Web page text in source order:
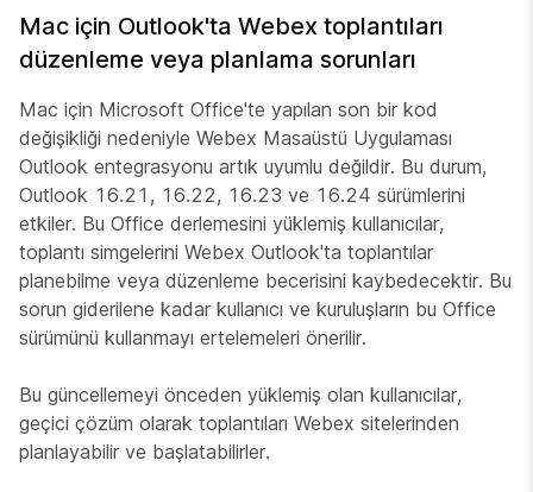
Mac için Outlook'ta Webex toplantıları
düzenleme veya planlama sorunları
Mac için Microsoft Office'te yapılan son bir kod
değişikliği nedeniyle Webex Masaüstü Uygulaması
Outlook entegrasyonu artık uyumlu değildir. Bu durum,
Outlook 16.21, 16.22, 16.23 ve 16.24 sürümlerini
etkiler. Bu Office derlemesini yüklemiş kullanıcılar,
toplantı simgelerini Webex Outlook'ta toplantılar
planebilme veya düzenleme becerisini kaybedecektir. Bu
sorun giderilene kadar kullanıcı ve kuruluşların bu Office
sürümünü kullanmayı ertelemeleri önerilir.
Bu güncellemeyi önceden yüklemiş olan kullanıcılar,
geçici çözüm olarak toplantıları Webex sitelerinden
planlayabilir ve başlatabilirler.